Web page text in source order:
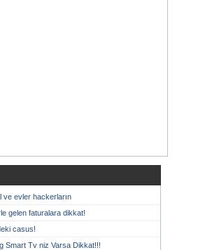
ve evler hackerların
gelen faturalara dikkat!
casus!
Smart Tv niz Varsa Dikkat!!!